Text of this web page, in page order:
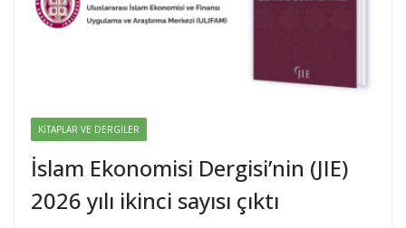
KITAPLAR VE DERGILER
İslam Ekonomisi Dergisi’nin (JIE)
2026 yılı ikinci sayısı çıktı